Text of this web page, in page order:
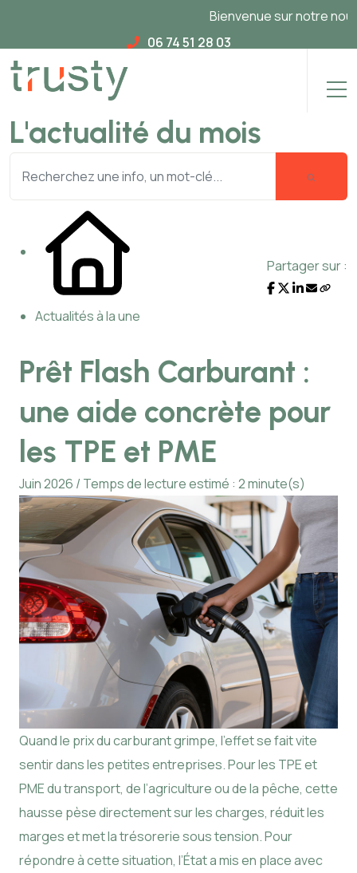
Bienvenue sur notre
06 74 51 28 03
L'actualité du mois
Actualités à la une
Partager sur :
Prêt Flash Carburant :
une aide concrète pour
les TPE et PME
Juin 2026 / Temps de lecture estimé : 2 minute(s)
Quand le prix du carburant grimpe, l’effet se fait vite
sentir dans les petites entreprises. Pour les TPE et
PME du transport, de l’agriculture ou de la pêche, cette
hausse pèse directement sur les charges, réduit les
marges et met la trésorerie sous tension. Pour
répondre à cette situation, l’État a mis en place avec